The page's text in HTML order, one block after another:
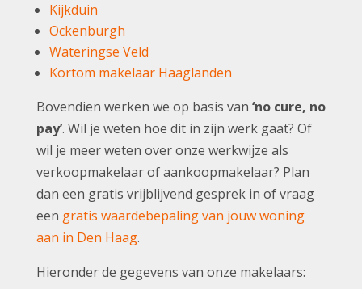
Kijkduin
Ockenburgh
Wateringse Veld
Kortom makelaar Haaglanden
Bovendien werken we op basis van ‘no cure, no
pay’. Wil je weten hoe dit in zijn werk gaat? Of
wil je meer weten over onze werkwijze als
verkoopmakelaar of aankoopmakelaar? Plan
dan een gratis vrijblijvend gesprek in of vraag
een gratis waardebepaling van jouw woning
aan in Den Haag.
Hieronder de gegevens van onze makelaars: